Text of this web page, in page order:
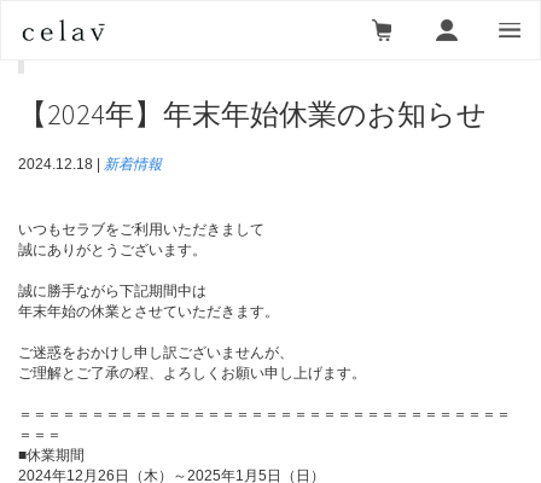
ニュース一覧
＞ 【2024年】年末年始休業のお
【2024年】年末年始休業のお知らせ
2024.12.18 | 新着情報
いつもセラブをご利用いただきまして
誠にありがとうございます。
誠に勝手ながら下記期間中は
年末年始の休業とさせていただきます。
ご迷惑をおかけし申し訳ございませんが、
ご理解とご了承の程、よろしくお願い申し上げます。
＝＝＝＝＝＝＝＝＝＝＝＝＝＝＝＝＝＝＝＝＝＝＝＝＝＝＝＝＝＝＝＝＝＝
＝＝＝
■休業期間
2024年12月26日（木）～2025年1月5日（日）